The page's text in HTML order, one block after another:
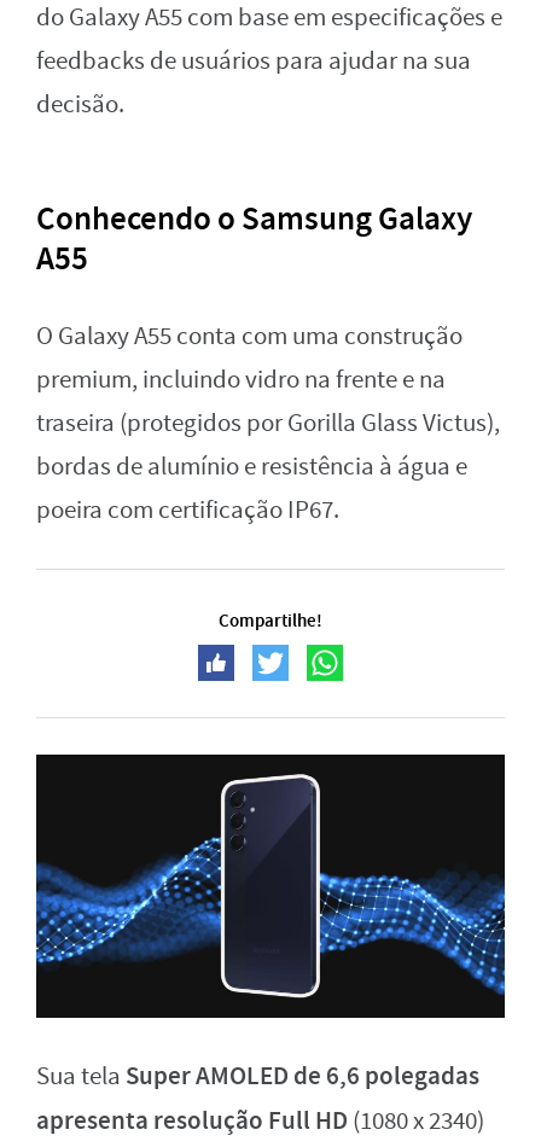
do Galaxy A55 com base em especificações e
feedbacks de usuários para ajudar na sua
decisão.
Conhecendo o Samsung Galaxy
A55
O Galaxy A55 conta com uma construção
premium, incluindo vidro na frente e na
traseira (protegidos por Gorilla Glass Victus),
bordas de alumínio e resistência à água e
poeira com certificação IP67.
Compartilhe!
Sua tela Super AMOLED de 6,6 polegadas
apresenta resolução Full HD (1080 x 2340)